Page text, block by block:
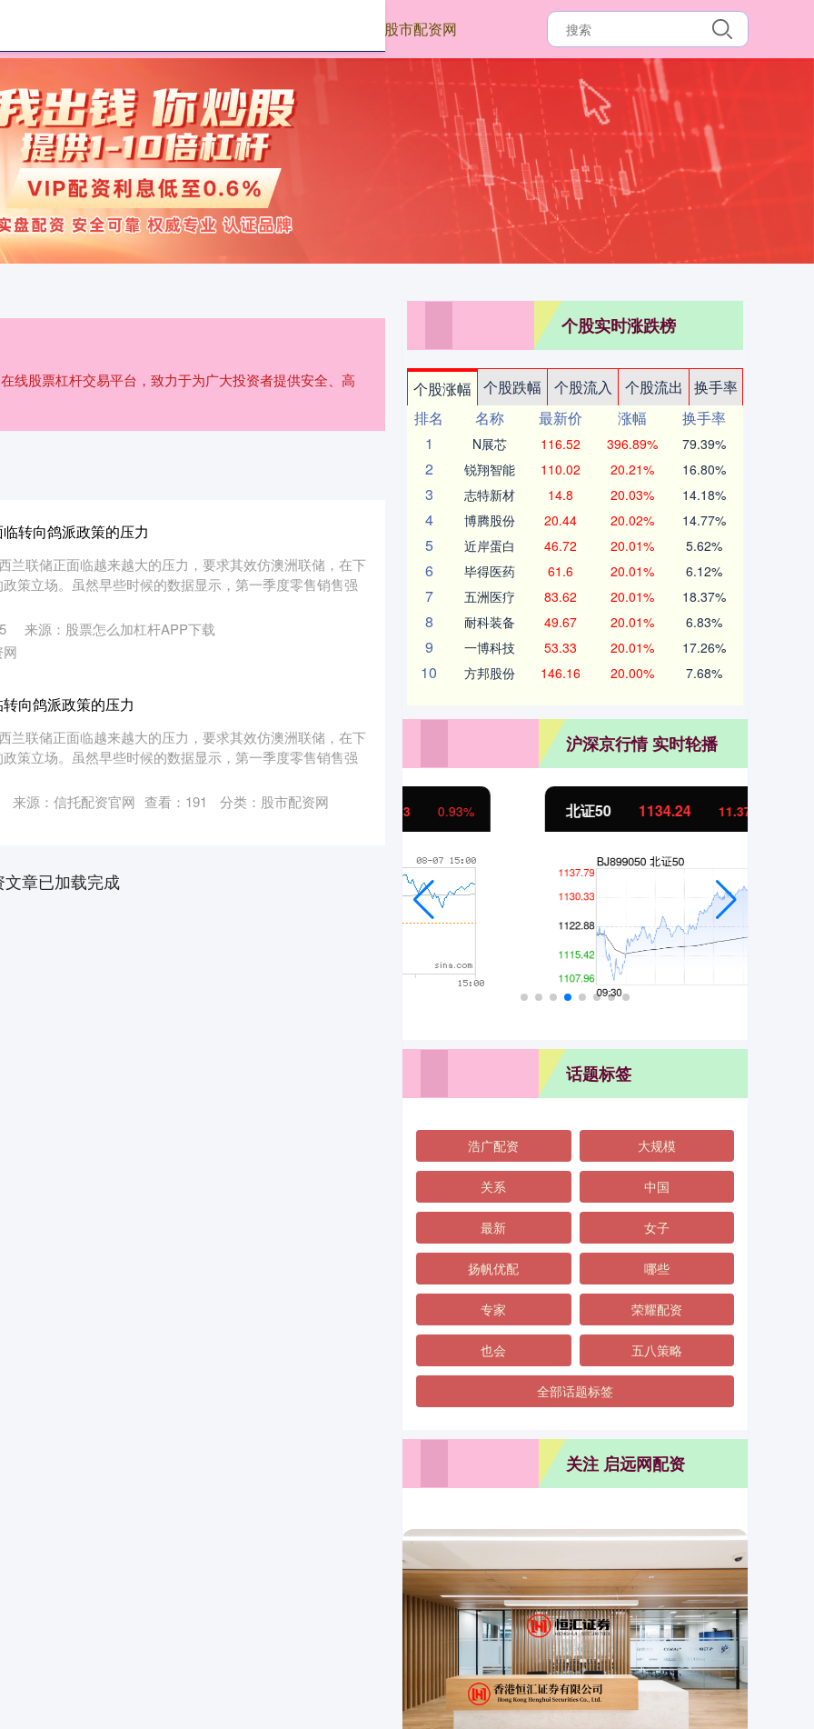
股市配资网
线股票杠杆交易平台，致力于为广大投资者提供安全、高
转向鸽派政策的压力
兰联储正面临越来越大的压力，要求其效仿澳洲联储，在下
策立场。虽然早些时候的数据显示，第一季度零售销售强
来源：股票怎么加杠杆APP下载
向鸽派政策的压力
兰联储正面临越来越大的压力，要求其效仿澳洲联储，在下
策立场。虽然早些时候的数据显示，第一季度零售销售强
来源：信托配资官网 查看： 191 分类： 股市配资网
章已加载完成
个股实时涨跌榜
个股涨幅 个股跌幅 个股流入 个股流出
换手率
排名
名称 最新价 涨幅
换手率
1
N展芯 116.52 396.89% 79.39%
2 锐翔智能 110.02 20.21% 16.80%
3 志特新材 14.8 20.03% 14.18%
4 博腾股份 20.44 20.02% 14.77%
5 近岸蛋白 46.72 20.01% 5.62%
6 毕得医药 61.6 20.01% 6.12%
7 五洲医疗 83.62 20.01% 18.37%
8 耐科装备 49.67 20.01% 6.83%
9 一博科技 53.33 20.01% 17.26%
10 方邦股份 146.16 20.00% 7.68%
沪深京行情 实时轮播
沪深300 4694.44 43.13 0.93% 北证50 1134.24 11.37 1.01%
话题标签
浩广配资 大规模
关系 中国
最新 女子
扬帆优配 哪些
专家 荣耀配资
也会 五八策略
全部话题标签
关注 启远网配资